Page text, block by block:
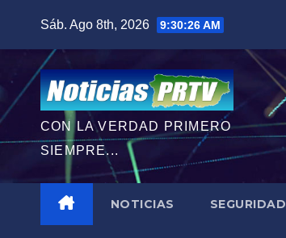
contenido
Sáb. Ago 8th, 2026 9:30:27 AM
CON LA VERDAD PRIMERO
SIEMPRE...
NOTICIAS SEGURIDAD